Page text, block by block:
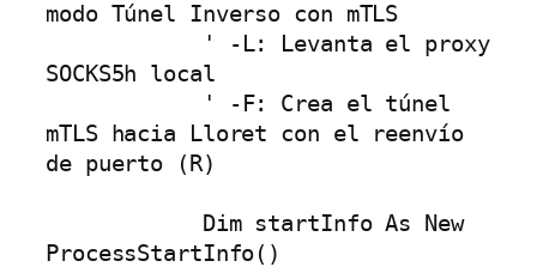
modo Túnel Inverso con mTLS
SOCKS5h local
mTLS hacia Lloret con el reenvío
de puerto (R)
ProcessStartInfo()